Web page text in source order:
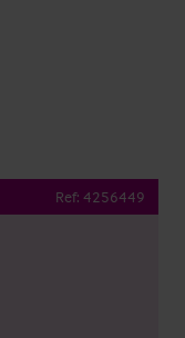
Ref: 4256449